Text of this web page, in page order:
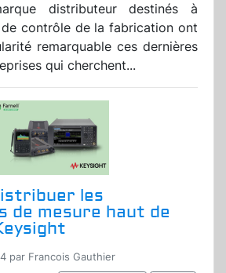
distributeur destinés à
contrôle de la fabrication ont
remarquable ces dernières
qui cherchent...
les
de mesure haut de
par Francois Gauthier